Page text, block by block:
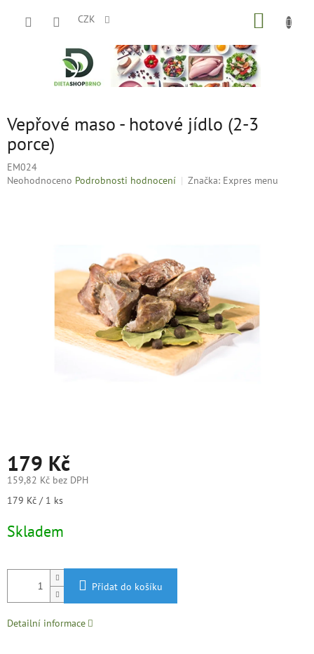
CZK
Vepřové maso - hotové jídlo (2-3
porce)
EM024
Průměrné
Neohodnoceno Podrobnosti hodnocení Značka: Expres menu
179 Kč
159,82 Kč bez DPH
Měrná
179 Kč / 1 ks
Skladem
Přidat do košíku
Detailní informace